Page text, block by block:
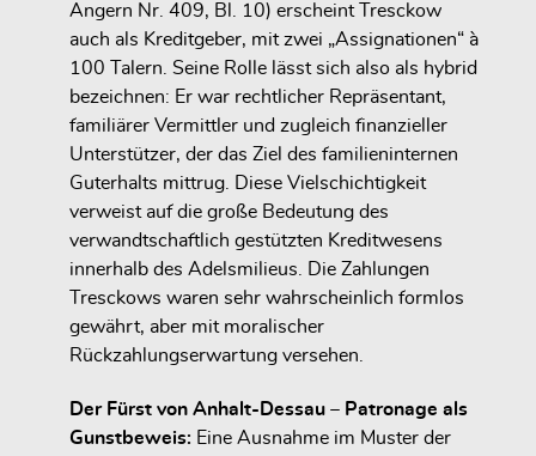
Angern Nr. 409, Bl. 10) erscheint Tresckow
auch als Kreditgeber, mit zwei „Assignationen“ à
100 Talern. Seine Rolle lässt sich also als hybrid
bezeichnen: Er war rechtlicher Repräsentant,
familiärer Vermittler und zugleich finanzieller
Unterstützer, der das Ziel des familieninternen
Guterhalts mittrug. Diese Vielschichtigkeit
verweist auf die große Bedeutung des
verwandtschaftlich gestützten Kreditwesens
innerhalb des Adelsmilieus. Die Zahlungen
Tresckows waren sehr wahrscheinlich formlos
gewährt, aber mit moralischer
Rückzahlungserwartung versehen.
Der Fürst von Anhalt-Dessau – Patronage als
Gunstbeweis: Eine Ausnahme im Muster der